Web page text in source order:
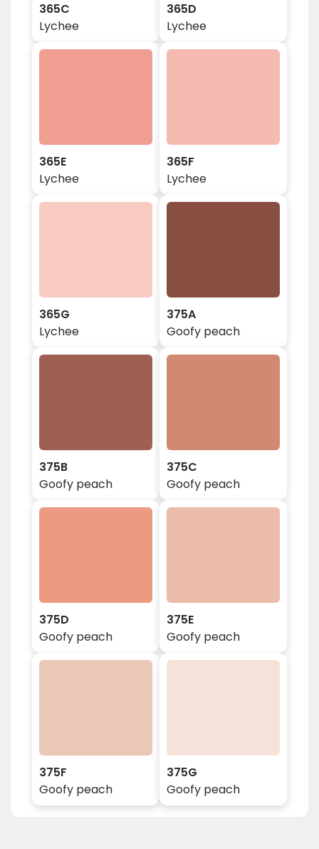
365C
Lychee
365D
Lychee
365E
Lychee
365F
Lychee
365G
Lychee
375A
Goofy peach
375B
Goofy peach
375C
Goofy peach
375D
Goofy peach
375E
Goofy peach
375F
Goofy peach
375G
Goofy peach